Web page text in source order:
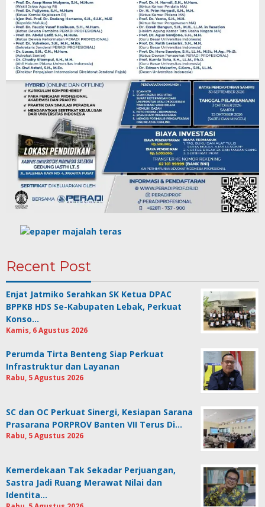
Recent Post
Enjat Jatmiko Serahkan SK Ketua DPAC
BPPKB HDS Se-Kabupaten Lebak, Perkuat
Konso…
Kamis, 6 Agustus 2026
Perumda Tirta Benteng Siap Perkuat
Infrastruktur dan Layanan
Rabu, 5 Agustus 2026
SC dan OC Perkuat Sinergi, Kesiapan Sarana
Prasarana PORPROV Banten VII Terus Di…
Rabu, 5 Agustus 2026
Kemerdekaan Tak Sekadar Perjuangan,
Sastra Jadi Ruang Merawat Nilai dan
Identita…